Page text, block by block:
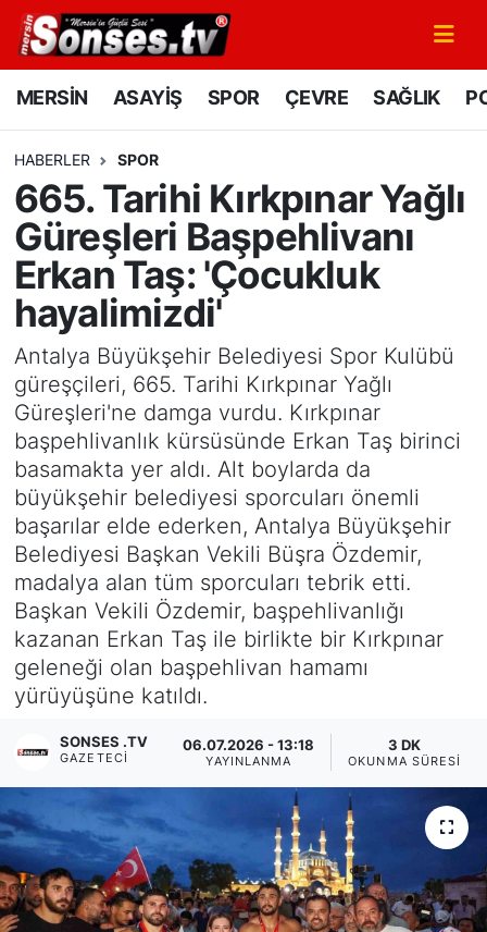
MERSİN ASAYİŞ SPOR ÇEVRE SAĞLIK
HABERLER SPOR
665. Tarihi Kırkpınar Yağlı
Güreşleri Başpehlivanı
Erkan Taş: 'Çocukluk
hayalimizdi'
Antalya Büyükşehir Belediyesi Spor Kulübü
güreşçileri, 665. Tarihi Kırkpınar Yağlı
Güreşleri'ne damga vurdu. Kırkpınar
başpehlivanlık kürsüsünde Erkan Taş birinci
basamakta yer aldı. Alt boylarda da
büyükşehir belediyesi sporcuları önemli
başarılar elde ederken, Antalya Büyükşehir
Belediyesi Başkan Vekili Büşra Özdemir,
madalya alan tüm sporcuları tebrik etti.
Başkan Vekili Özdemir, başpehlivanlığı
kazanan Erkan Taş ile birlikte bir Kırkpınar
geleneği olan başpehlivan hamamı
yürüyüşüne katıldı.
SONSES .TV
GAZETECI
06.07.2026 - 13:18
YAYINLANMA
3 DK
OKUNMA SÜRESI
MERSİN
SPOR
GÜNÜN MANŞETİ
DÜNYA
KÜLTÜR - SANAT
MAGAZİN
SAĞLIK
Siyaset
YEREL HABER
Haberde insan
Tanıtım
Mersin Nöbetçi Eczaneler
Mersin Namaz Vakitleri
Mersin Trafik Yoğunluk Haritası
Süper Lig Puan Durumu ve Fikstür
Tüm Manşetler
Son Dakika Haberleri
Haber Arşivi